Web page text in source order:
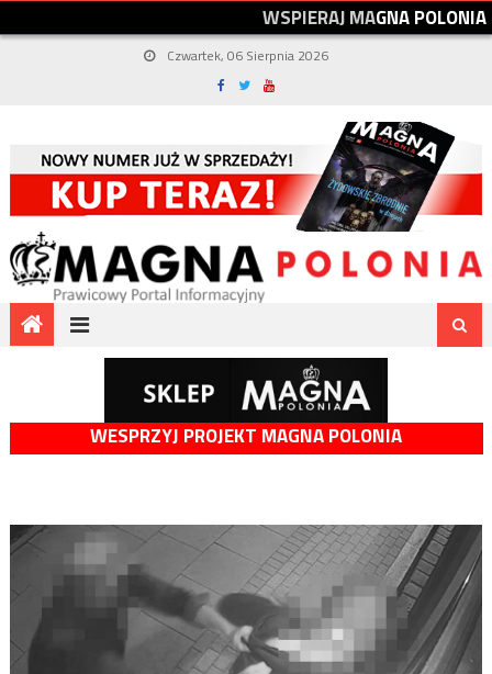
WSPIERAJMAGNAPOLONIA
Czwartek, 06 Sierpnia 2026
WESPRZYJ PROJEKT MAGNA POLONIA